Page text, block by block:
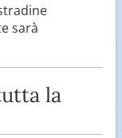
sarà
la